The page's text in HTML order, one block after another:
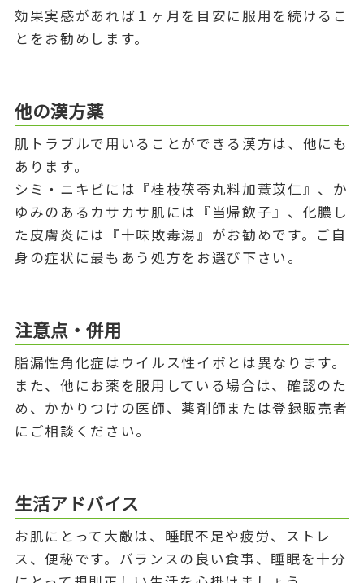
効果実感があれば１ヶ月を目安に服用を続けるこ
とをお勧めします。
他の漢方薬
肌トラブルで用いることができる漢方は、他にも
あります。
シミ・ニキビには『桂枝茯苓丸料加薏苡仁』、か
ゆみのあるカサカサ肌には『当帰飲子』、化膿し
た皮膚炎には『十味敗毒湯』がお勧めです。ご自
身の症状に最もあう処方をお選び下さい。
注意点・併用
脂漏性角化症はウイルス性イボとは異なります。
また、他にお薬を服用している場合は、確認のた
め、かかりつけの医師、薬剤師または登録販売者
にご相談ください。
生活アドバイス
お肌にとって大敵は、睡眠不足や疲労、ストレ
ス、便秘です。バランスの良い食事、睡眠を十分